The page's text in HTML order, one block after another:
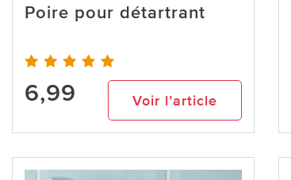
Poire pour détartrant
6,99 Voir l’article